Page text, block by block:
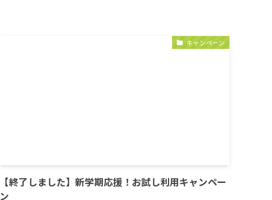
キャンペーン
【終了しました】新学期応援！お試し利用キャンペー
ン